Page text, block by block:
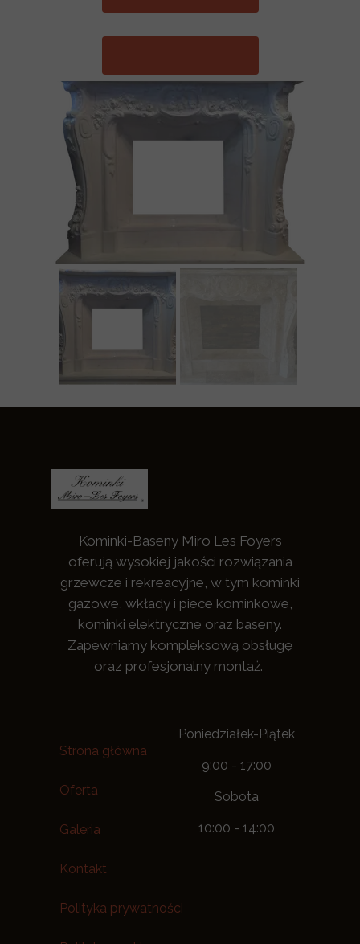
Kominki-Baseny Miro Les Foyers
oferują wysokiej jakości rozwiązania
grzewcze i rekreacyjne, w tym kominki
gazowe, wkłady i piece kominkowe,
kominki elektryczne oraz baseny.
Zapewniamy kompleksową obsługę
oraz profesjonalny montaż.
Strona główna
Oferta
Galeria
Kontakt
Polityka prywatności
Poniedziałek-Piątek
9:00 - 17:00
Sobota
10:00 - 14:00